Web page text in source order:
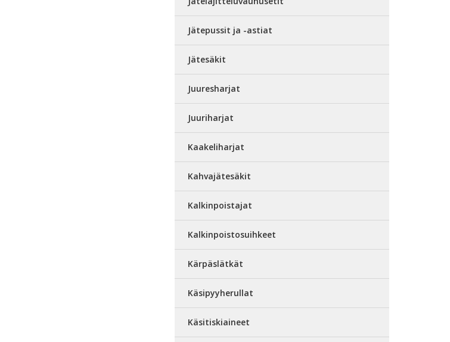
Jätepussit ja -astiat
Jätesäkit
Juuresharjat
Juuriharjat
Kaakeliharjat
Kahvajätesäkit
Kalkinpoistajat
Kalkinpoistosuihkeet
Kärpäslätkät
Käsipyyherullat
Käsitiskiaineet